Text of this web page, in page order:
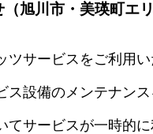
旭川市・美瑛町エ
ツサービスをご利用
ス設備のメンテナン
てサービスが一時的